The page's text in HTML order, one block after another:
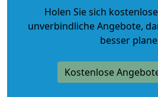
Holen Sie sich
unverbindliche Angebote,
besser
Kostenlose